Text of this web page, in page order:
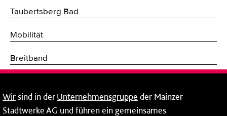
Taubertsberg Bad
Mobilität
Breitband
Mainzer Stadtwerke Energie und Service GmbH
Wirsind in derUnternehmensgruppe der Mainzer
Stadtwerke AG und führen ein gemeinsames